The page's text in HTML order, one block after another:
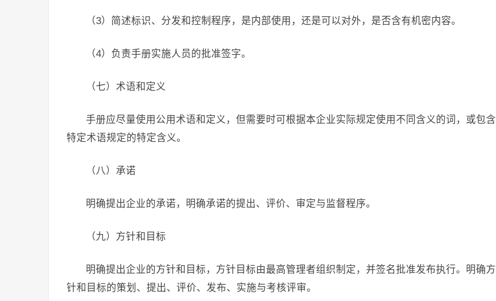
（3）简述标识、分发和控制程序，是内部使用，还是可以对外，是否含有机密内容。
（4）负责手册实施人员的批准签字。
（七）术语和定义
手册应尽量使用公用术语和定义，但需要时可根据本企业实际规定使用不同含义的词，或包含
特定术语规定的特定含义。
（八）承诺
明确提出企业的承诺，明确承诺的提出、评价、审定与监督程序。
（九）方针和目标
明确提出企业的方针和目标，方针目标由最高管理者组织制定，并签名批准发布执行。明确方
针和目标的策划、提出、评价、发布、实施与考核评审。